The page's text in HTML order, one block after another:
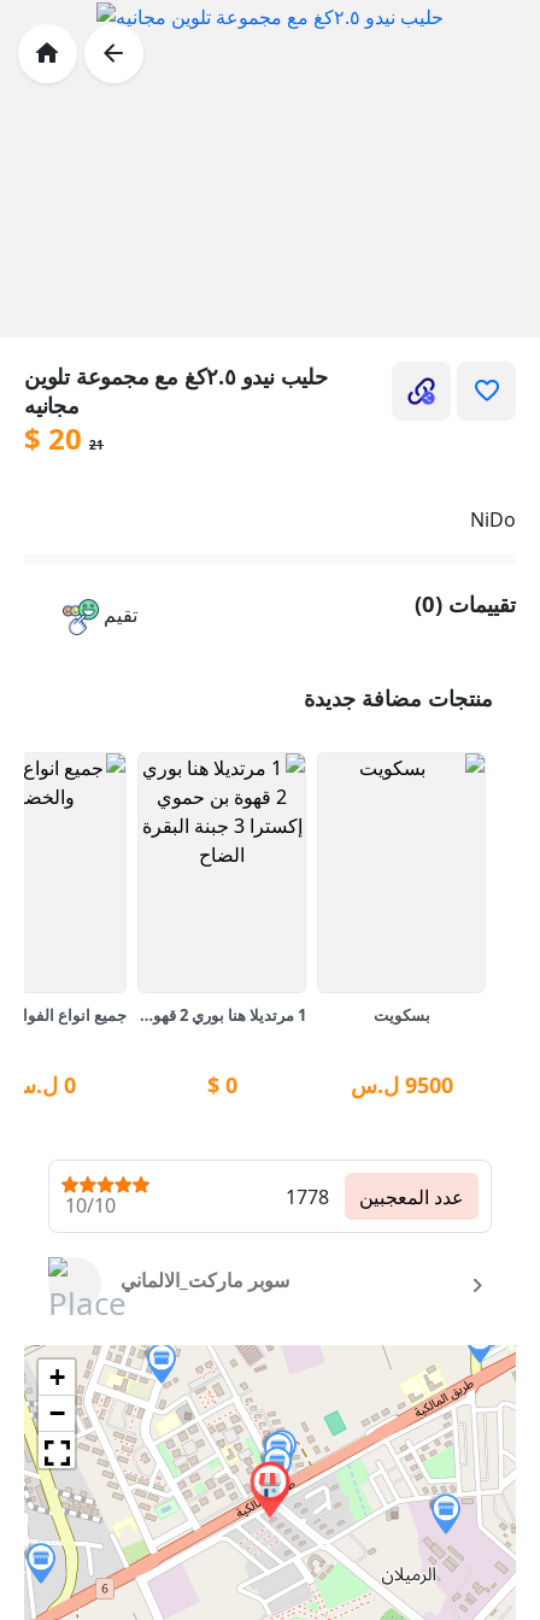
حليب نيدو ٢.٥كغ مع مجموعة تلوين
مجانيه
$ 20 21
NiDo
تقيم تقييمات (0)
منتجات مضافة جديدة
بسكويت
9500 ل.س
1 مرتديلا هنا بوري 2 قهوة بن حموي إكسترا 3 جبنة البقرة الضاح
0
$
0 ل.س
10/10 1778 عدد المعجبين
سوبر ماركت_الالماني
+
−